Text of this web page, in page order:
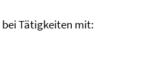
bei Tätigkeiten mit: